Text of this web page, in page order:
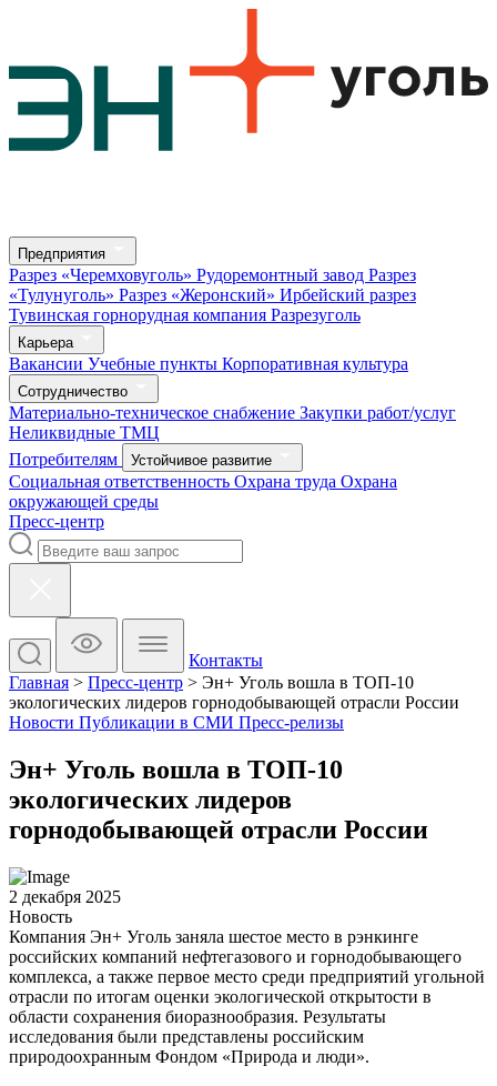
Предприятия
Разрез «Черемховуголь» Рудоремонтный завод Разрез
«Тулунуголь» Разрез «Жеронский» Ирбейский разрез
Тувинская горнорудная компания Разрезуголь
Карьера
Вакансии Учебные пункты Корпоративная культура
Сотрудничество
Материально-техническое снабжение Закупки работ/услуг
Неликвидные ТМЦ
Потребителям
Устойчивое развитие
Социальная ответственность Охрана труда Охрана
окружающей среды
Пресс-центр
Контакты
Главная > Пресс-центр > Эн+ Уголь вошла в ТОП-10
экологических лидеров горнодобывающей отрасли России
Новости Публикации в СМИ Пресс-релизы
Эн+ Уголь вошла в ТОП-10
экологических лидеров
горнодобывающей отрасли России
2 декабря 2025
Новость
Компания Эн+ Уголь заняла шестое место в рэнкинге
российских компаний нефтегазового и горнодобывающего
комплекса, а также первое место среди предприятий угольной
отрасли по итогам оценки экологической открытости в
области сохранения биоразнообразия. Результаты
исследования были представлены российским
природоохранным Фондом «Природа и люди».